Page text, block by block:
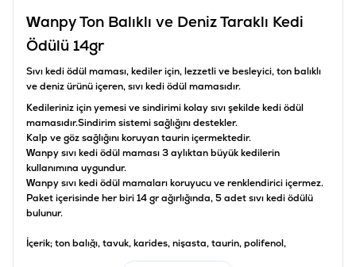
Wanpy Ton Balıklı ve Deniz Taraklı Kedi
Ödülü 14gr
Sıvı kedi ödül maması, kediler için, lezzetli ve besleyici, ton balıklı
ve deniz ürünü içeren, sıvı kedi ödül mamasıdır.
Kedileriniz için yemesi ve sindirimi kolay sıvı şekilde kedi ödül
mamasıdır.Sindirim sistemi sağlığını destekler.
Kalp ve göz sağlığını koruyan taurin içermektedir.
Wanpy sıvı kedi ödül maması 3 aylıktan büyük kedilerin
kullanımına uygundur.
Wanpy sıvı kedi ödül mamaları koruyucu ve renklendirici içermez.
Paket içerisinde her biri 14 gr ağırlığında, 5 adet sıvı kedi ödülü
bulunur.
İçerik; ton balığı, tavuk, karides, nişasta, taurin, polifenol,
vitaminler (A, B2, B3, B5, D3, E).